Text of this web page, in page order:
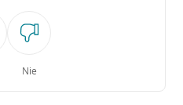
Nie